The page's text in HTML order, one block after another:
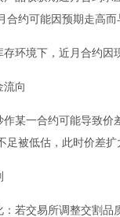
合约可能因预期走高而
存环境下，近月合约
流向
作某一合约可能导致价
足被低估，此时价差扩
：若交易所调整交割品